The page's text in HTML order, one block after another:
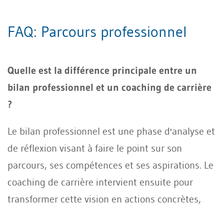
FAQ: Parcours professionnel
Quelle est la différence principale entre un
bilan professionnel et un coaching de carrière
?
Le bilan professionnel est une phase d'analyse et
de réflexion visant à faire le point sur son
parcours, ses compétences et ses aspirations. Le
coaching de carrière intervient ensuite pour
transformer cette vision en actions concrètes,